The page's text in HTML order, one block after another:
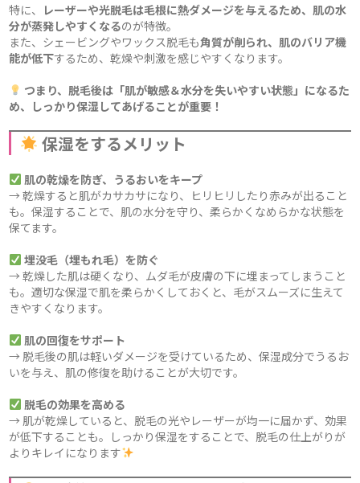
特に、
レーザーや光脱毛は毛根に熱ダメージを与えるため、肌の水
分が蒸発しやすくなるのが特徴。
また、シェービングやワックス脱毛も角質が削られ、肌のバリア機
能が低下するため、乾燥や刺激を感じやすくなります。
つまり、脱毛後は「肌が敏感＆水分を失いやすい状態」になるた
め、しっかり保湿してあげることが重要！
保湿をするメリット
肌の乾燥を防ぎ、うるおいをキープ
→ 乾燥すると肌がカサカサになり、ヒリヒリしたり赤みが出ること
も。保湿することで、肌の水分を守り、柔らかくなめらかな状態を
保てます。
埋没毛（埋もれ毛）を防ぐ
→ 乾燥した肌は硬くなり、ムダ毛が皮膚の下に埋まってしまうこと
も。適切な保湿で肌を柔らかくしておくと、毛がスムーズに生えて
きやすくなります。
肌の回復をサポート
→ 脱毛後の肌は軽いダメージを受けているため、保湿成分でうるお
いを与え、肌の修復を助けることが大切です。
脱毛の効果を高める
→ 肌が乾燥していると、脱毛の光やレーザーが均一に届かず、効果
が低下することも。しっかり保湿をすることで、脱毛の仕上がりが
よりキレイになります